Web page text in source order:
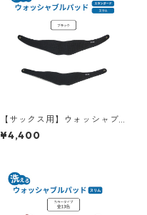
【サックス用】ウォッシャブ
ルパッド（スタンダード/スリ
ム）
¥4,400